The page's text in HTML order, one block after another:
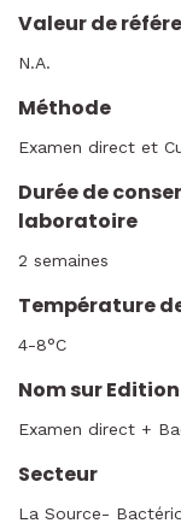
Valeur de
N.A.
Méthode
Examen direct et
Durée de
laboratoire
2 semaines
Température
4-8°C
Nom sur Edition
Examen direct +
Secteur
La Source-